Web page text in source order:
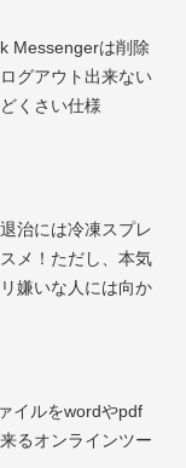
Messengerは削除
グアウト出来ない
くさい仕様
治には冷凍スプレ
メ！ただし、本気
嫌いな人には向か
イルをwordやpdf
るオンラインツー